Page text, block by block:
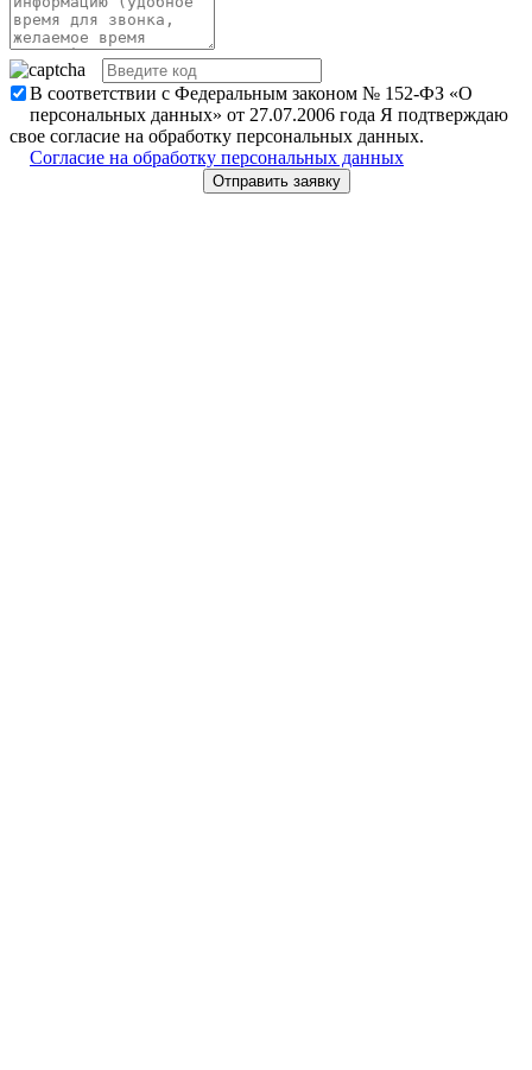
В соответствии с Федеральным законом № 152-ФЗ «О
персональных данных» от 27.07.2006 года Я подтверждаю
свое согласие на обработку персональных данных.
Согласие на обработку персональных данных